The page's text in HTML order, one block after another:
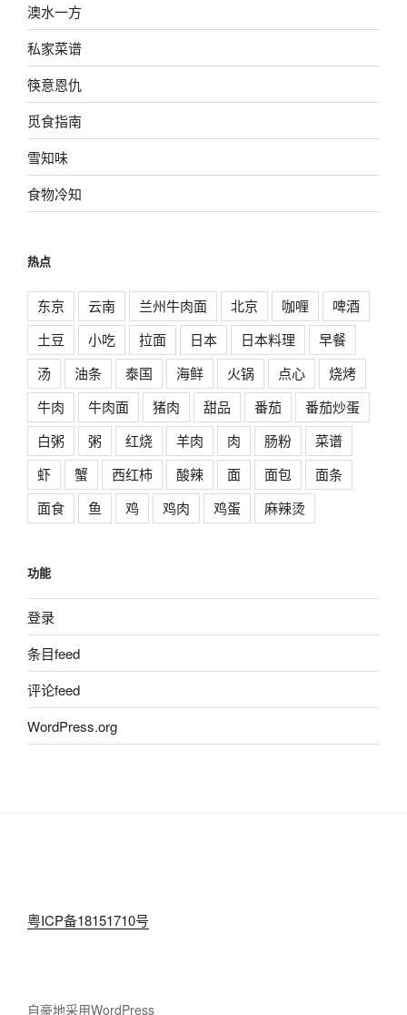
澳水一方
私家菜谱
筷意恩仇
觅食指南
雪知味
食物冷知
热点
东京 云南 兰州牛肉面 北京 咖喱
啤酒
土豆
小吃 拉面 日本 日本料理
早餐
汤
油条 泰国 海鲜 火锅 点心
烧烤
牛肉
牛肉面 猪肉 甜品 番茄
番茄炒蛋
白粥
粥 红烧 羊肉 肉 肠粉
菜谱
虾
蟹 西红柿 酸辣 面 面包
面条
面食
鱼 鸡 鸡肉 鸡蛋 麻辣烫
功能
登录
条目feed
评论feed
WordPress.org
粤ICP备18151710号
自豪地采用WordPress